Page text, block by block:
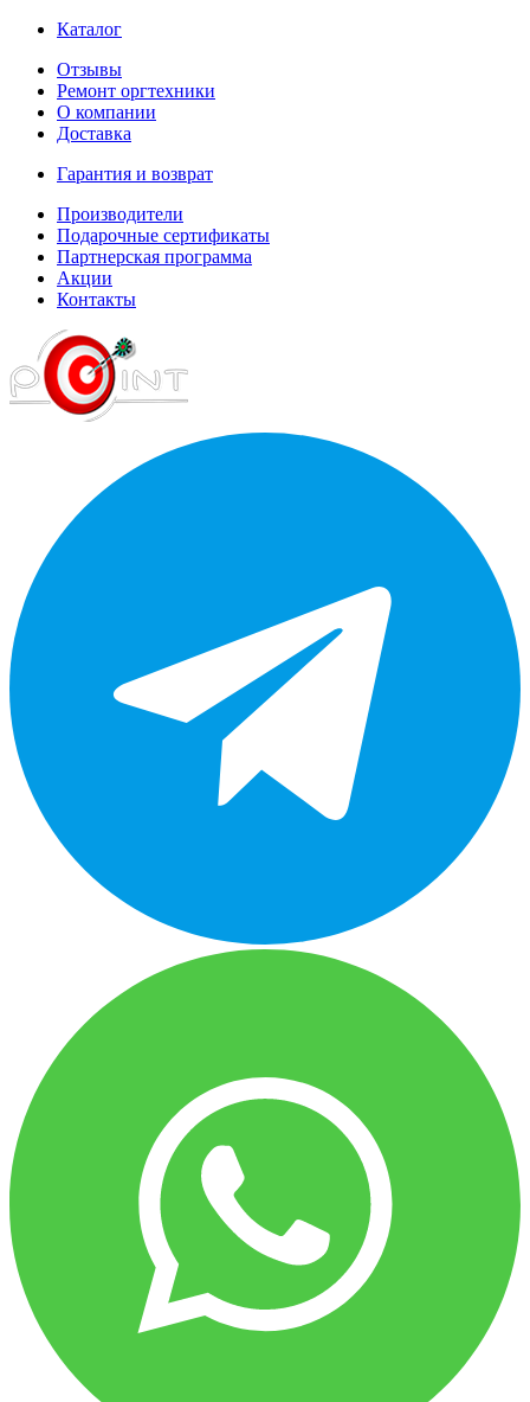
Каталог
Отзывы
Ремонт оргтехники
О компании
Доставка
Гарантия и возврат
Производители
Подарочные сертификаты
Партнерская программа
Акции
Контакты